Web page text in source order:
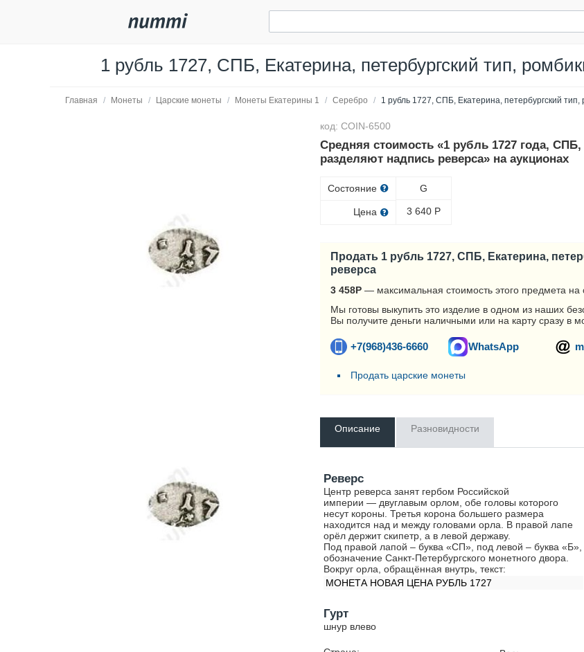
1 рубль 1727, СПБ, Екатерина, петербургский тип,
Главная / Монеты / Царские монеты / Монеты Екатерины 1 / Серебро / 1 рубль 1727, СПБ, Екатерина, петербургский
код: COIN-6500
Средняя стоимость «1 рубль 1727 года,
разделяют надпись реверса» на аукционах
Состояние
Цена
G
3 640 Р
Продать 1 рубль 1727, СПБ, Екатерина,
реверса
3 458Р — максимальная стоимость этого предмета на
Мы готовы выкупить это изделие в одном из наших
Вы получите деньги наличными или на карту сразу в
+7(968)436-6660 WhatsApp
Продать царские монеты
Описание Разновидности
Реверс
Центр реверса занят гербом Российской
империи — двуглавым орлом, обе головы которого
несут короны. Третья корона большего размера
находится над и между головами орла. В правой лапе
орёл держит скипетр, а в левой державу.
Под правой лапой – буква «СП», под левой – буква «Б»,
обозначение Санкт-Петербургского монетного двора.
Вокруг орла, обращённая внутрь, текст:
МОНЕТА НОВАЯ ЦЕНА РУБЛЬ 1727
Гурт
шнур влево